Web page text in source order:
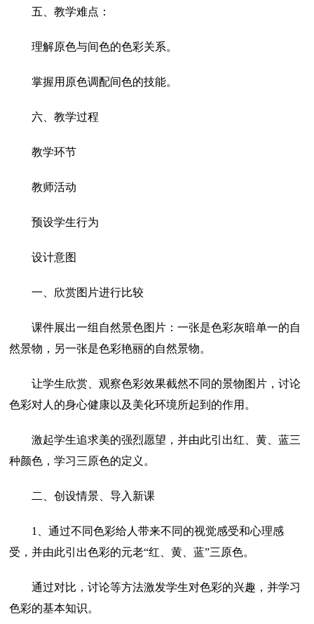
五、教学难点：
理解原色与间色的色彩关系。
掌握用原色调配间色的技能。
六、教学过程
教学环节
教师活动
预设学生行为
设计意图
一、欣赏图片进行比较
课件展出一组自然景色图片：一张是色彩灰暗单一的自
然景物，另一张是色彩艳丽的自然景物。
让学生欣赏、观察色彩效果截然不同的景物图片，讨论
色彩对人的身心健康以及美化环境所起到的作用。
激起学生追求美的强烈愿望，并由此引出红、黄、蓝三
种颜色，学习三原色的定义。
二、创设情景、导入新课
1、通过不同色彩给人带来不同的视觉感受和心理感
受，并由此引出色彩的元老“红、黄、蓝”三原色。
通过对比，讨论等方法激发学生对色彩的兴趣，并学习
色彩的基本知识。